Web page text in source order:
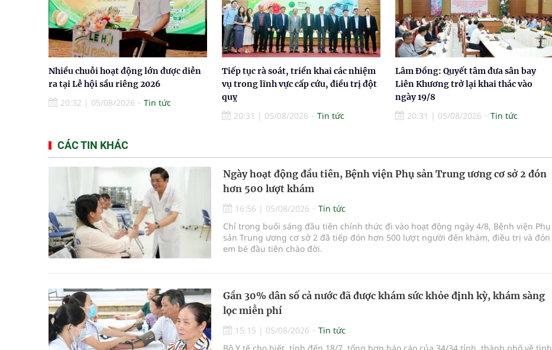
Nhiều chuỗi hoạt động lớn được diễn
ra tại Lễ hội sầu riêng 2026
20:32 | 05/08/2026 Tin tức
Tiếp tục rà soát, triển khai các nhiệm
vụ trong lĩnh vực cấp cứu, điều trị đột
quỵ
20:31 | 05/08/2026 Tin tức
Lâm Đồng: Quyết tâm đưa sân bay
Liên Khương trở lại khai thác vào
ngày 19/8
20:31 | 05/08/2026 Tin tức
CÁC TIN KHÁC
Ngày hoạt động đầu tiên, Bệnh viện Phụ sản Trung ương cơ sở 2 đón
hơn 500 lượt khám
16:56 | 05/08/2026
Tin tức
Chỉ trong buổi sáng đầu tiên chính thức đi vào hoạt động ngày 4/8, Bệnh viện Phụ
sản Trung ương cơ sở 2 đã tiếp đón hơn 500 lượt người đến khám, điều trị và đón
em bé đầu tiên chào đời.
Gần 30% dân số cả nước đã được khám sức khỏe định kỳ, khám sàng
lọc miễn phí
15:15 | 05/08/2026
Tin tức